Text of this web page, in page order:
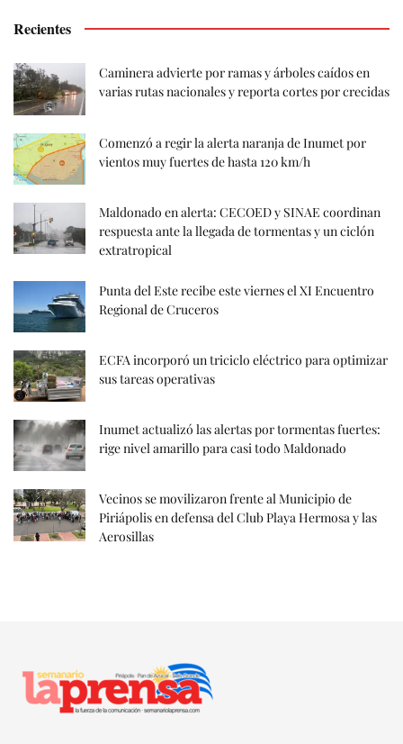
Recientes
Caminera advierte por ramas y árboles caídos en
varias rutas nacionales y reporta cortes por crecidas
Comenzó a regir la alerta naranja de Inumet por
vientos muy fuertes de hasta 120 km/h
Maldonado en alerta: CECOED y SINAE coordinan
respuesta ante la llegada de tormentas y un ciclón
extratropical
Punta del Este recibe este viernes el XI Encuentro
Regional de Cruceros
ECFA incorporó un triciclo eléctrico para optimizar
sus tareas operativas
Inumet actualizó las alertas por tormentas fuertes:
rige nivel amarillo para casi todo Maldonado
Vecinos se movilizaron frente al Municipio de
Piriápolis en defensa del Club Playa Hermosa y las
Aerosillas